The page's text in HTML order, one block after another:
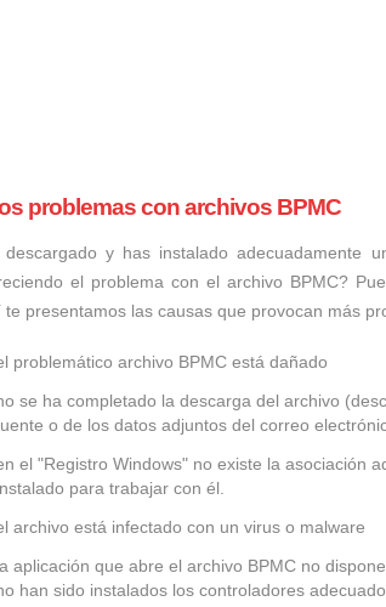
problemas con archivos BPMC
descargado y has instalado adecuadamente
el problema con el archivo BPMC?
te presentamos las causas que provocan más
problemático archivo BPMC está dañado
se ha completado la descarga del archivo
o de los datos adjuntos del correo
el "Registro Windows" no existe la asociación
para trabajar con él.
archivo está infectado con un virus o malware
aplicación que abre el archivo BPMC no
han sido instalados los controladores